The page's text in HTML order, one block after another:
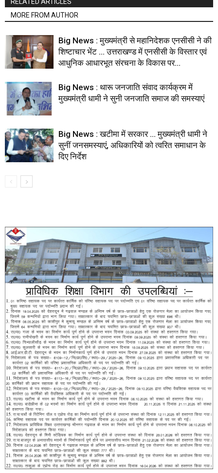
MORE FROM AUTHOR
Big News : मुख्यमंत्री से महानिदेशक एनसीसी ने की
शिष्टाचार भेंट … उत्तराखण्ड में एनसीसी के विस्तार एवं
आधुनिक आधारभूत संरचना के विकास पर...
Big News : थारू जनजाति संवाद कार्यक्रम में
मुख्यमंत्री धामी ने सुनी जनजाति समाज की समस्याएं
Big News : खटीमा में सरकार … मुख्यमंत्री धामी ने
सुनीं जनसमस्याएं, अधिकारियों को त्वरित समाधान के
दिए निर्देश